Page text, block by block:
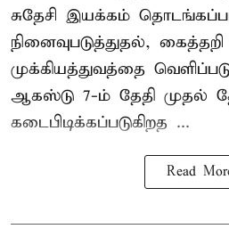
சுதேசி இயக்கம்
நினைவுபடுத்துதல்,
முக்கியத்துவத்தை
ஆகஸ்டு 7-ம் தேதி முதல்
கடைபிடிக்கப்படுகிறத ...
Read